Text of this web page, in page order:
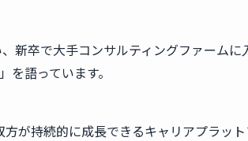
新卒で大手コンサルティングファームに
語っています。
が持続的に成長できるキャリアプラッ